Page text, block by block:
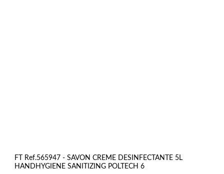
FT Ref.565947 - SAVON CREME DESINFECTANTE 5L
HANDHYGIENE SANITIZING POLTECH 6